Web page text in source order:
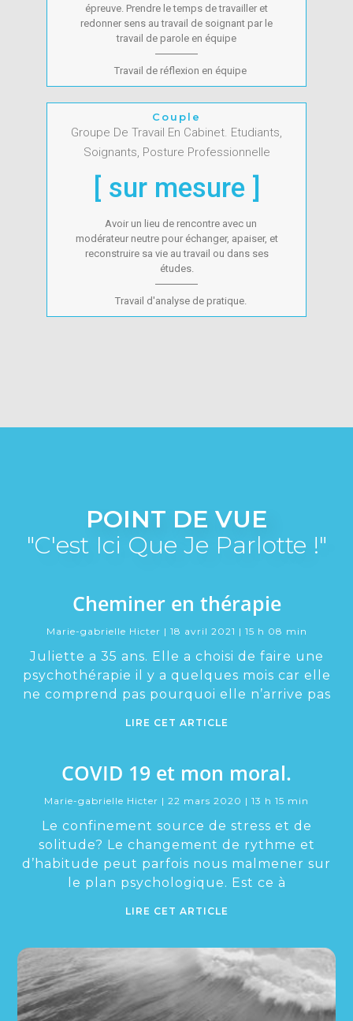
épreuve. Prendre le temps de travailler et
redonner sens au travail de soignant par le
travail de parole en équipe
Travail de réflexion en équipe
Couple
Groupe De Travail En Cabinet. Etudiants,
Soignants, Posture Professionnelle
[ sur mesure ]
Avoir un lieu de rencontre avec un
modérateur neutre pour échanger, apaiser, et
reconstruire sa vie au travail ou dans ses
études.
Travail d'analyse de pratique.
POINT DE VUE
"C'est Ici Que Je Parlotte !"
Cheminer en thérapie
Marie-gabrielle Hicter 18 avril 2021 15 h 08 min
Juliette a 35 ans. Elle a choisi de faire une
psychothérapie il y a quelques mois car elle
ne comprend pas pourquoi elle n’arrive pas
LIRE CET ARTICLE
COVID 19 et mon moral.
Marie-gabrielle Hicter 22 mars 2020 13 h 15 min
Le confinement source de stress et de
solitude? Le changement de rythme et
d’habitude peut parfois nous malmener sur
le plan psychologique. Est ce à
LIRE CET ARTICLE